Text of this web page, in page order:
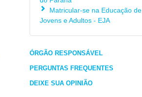
Matricular-se na Educação de
Jovens e Adultos - EJA
ÓRGÃO RESPONSÁVEL
PERGUNTAS FREQUENTES
DEIXE SUA OPINIÃO